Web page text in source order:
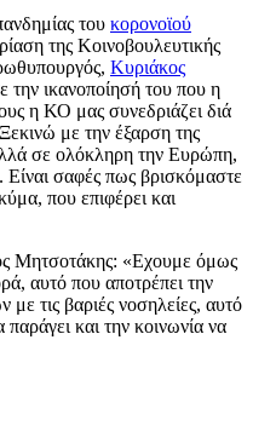
του κορονοϊού
της Κοινοβουλευτικής
Κυριάκος
την ικανοποίησή του που η
η ΚΟ μας συνεδριάζει διά
με την έξαρση της
σε ολόκληρη την Ευρώπη,
σαφές πως βρισκόμαστε
που επιφέρει και
Μητσοτάκης: «Εχουμε όμως
αυτό που αποτρέπει την
με τις βαριές νοσηλείες, αυτό
και την κοινωνία να